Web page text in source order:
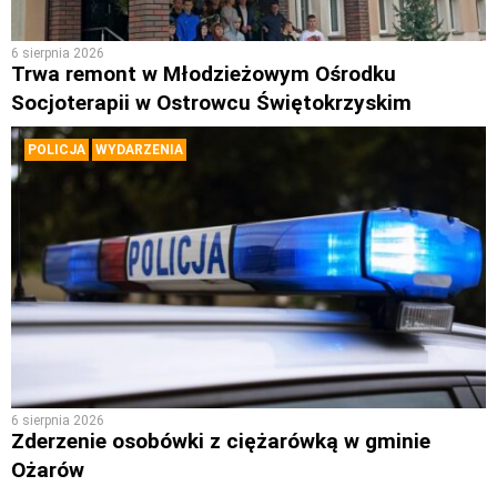
6 sierpnia 2026
Trwa remont w Młodzieżowym Ośrodku
Socjoterapii w Ostrowcu Świętokrzyskim
POLICJA WYDARZENIA
6 sierpnia 2026
Zderzenie osobówki z ciężarówką w gminie
Ożarów